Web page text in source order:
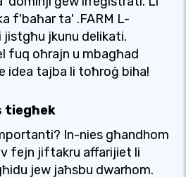
f'baħar ta' .FARM L-
jkunu delikati.
fuq oħrajn u mbagħad
idea tajba li toħroġ biha!
tiegħek
In-nies għandhom
fejn jiftakru affarijiet li
jew jaħsbu dwarhom.